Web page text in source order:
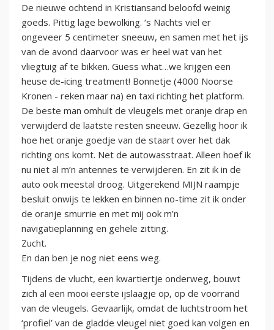
De nieuwe ochtend in Kristiansand beloofd weinig
goeds. Pittig lage bewolking. ‘s Nachts viel er
ongeveer 5 centimeter sneeuw, en samen met het ijs
van de avond daarvoor was er heel wat van het
vliegtuig af te bikken. Guess what…we krijgen een
heuse de-icing treatment! Bonnetje (4000 Noorse
Kronen - reken maar na) en taxi richting het platform.
De beste man omhult de vleugels met oranje drap en
verwijderd de laatste resten sneeuw. Gezellig hoor ik
hoe het oranje goedje van de staart over het dak
richting ons komt. Net de autowasstraat. Alleen hoef ik
nu niet al m’n antennes te verwijderen. En zit ik in de
auto ook meestal droog. Uitgerekend MIJN raampje
besluit onwijs te lekken en binnen no-time zit ik onder
de oranje smurrie en met mij ook m’n
navigatieplanning en gehele zitting.
Zucht.
En dan ben je nog niet eens weg.
Tijdens de vlucht, een kwartiertje onderweg, bouwt
zich al een mooi eerste ijslaagje op, op de voorrand
van de vleugels. Gevaarlijk, omdat de luchtstroom het
‘profiel’ van de gladde vleugel niet goed kan volgen en